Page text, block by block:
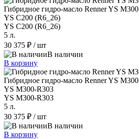
Гибридное гидро-масло Renner YS M300
YS C200 (R6_26)
YS C200 (R6_26)
5 л.
30 375 ₽ / шт
В наличии
В корзину
Гибридное гидро-масло Renner YS M300
YS M300-R303
YS M300-R303
5 л.
30 375 ₽ / шт
В наличии
В корзину